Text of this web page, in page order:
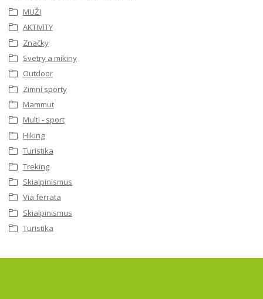
MUŽI
AKTIVITY
Značky
Svetry a mikiny
Outdoor
Zimní sporty
Mammut
Multi - sport
Hiking
Turistika
Treking
Skialpinismus
Via ferrata
Skialpinismus
Turistika